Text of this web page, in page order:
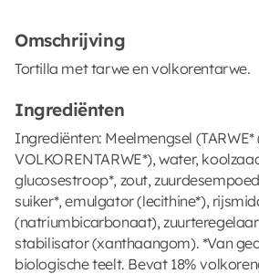
Omschrijving
Tortilla met tarwe en volkorentarwe.
Ingrediënten
Ingrediënten: Meelmengsel (TARWE*
VOLKORENTARWE*), water,
glucosestroop*, zout,
suiker*, emulgator (lecithine*),
(natriumbicarbonaat),
stabilisator (xanthaangom). *Van
biologische teelt. Bevat 18%